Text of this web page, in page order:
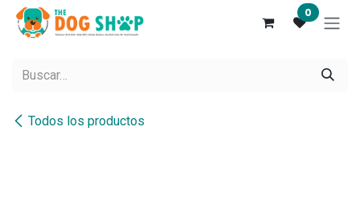
Ir al contenido 0
Todos los productos